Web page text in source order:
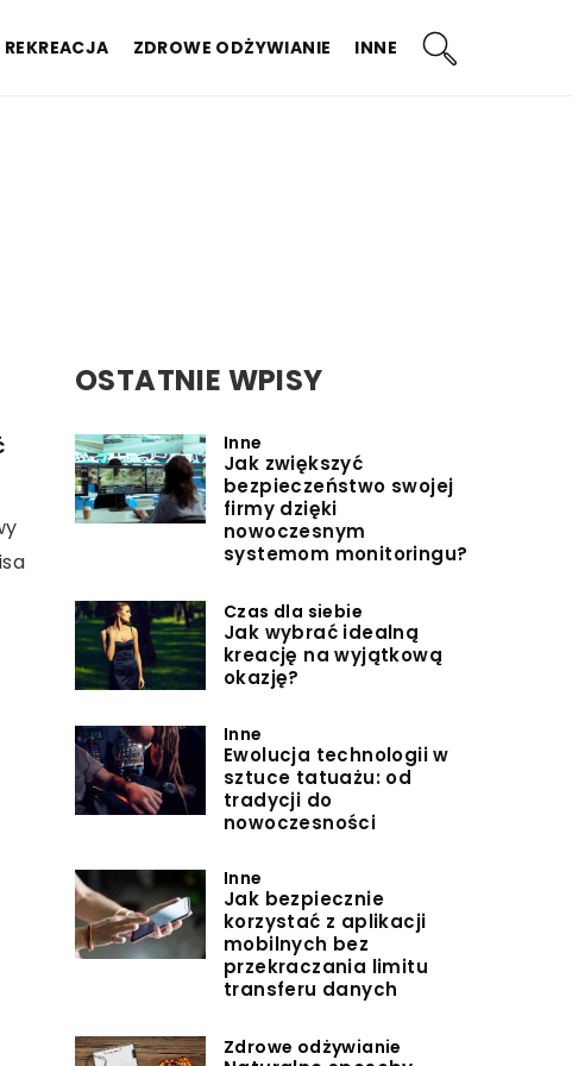
ZDROWE ODŻYWIANIE INNE
OSTATNIE WPISY
Inne
Jak zwiększyć
bezpieczeństwo swojej
firmy dzięki
nowoczesnym
systemom monitoringu?
Czas dla siebie
Jak wybrać idealną
kreację na wyjątkową
okazję?
Inne
Ewolucja technologii w
sztuce tatuażu: od
tradycji do
nowoczesności
Inne
Jak bezpiecznie
korzystać z aplikacji
mobilnych bez
przekraczania limitu
transferu danych
Zdrowe odżywianie